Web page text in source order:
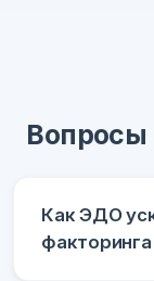
Вопросы
Как ЭДО